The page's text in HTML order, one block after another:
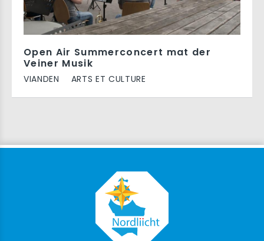
Open Air Summerconcert mat der
Veiner Musik
VIANDEN ARTS ET CULTURE